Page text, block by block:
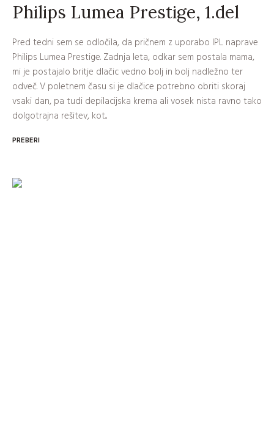
Philips Lumea Prestige, 1.del
Pred tedni sem se odločila, da pričnem z uporabo IPL naprave
Philips Lumea Prestige. Zadnja leta, odkar sem postala mama,
mi je postajalo britje dlačic vedno bolj in bolj nadležno ter
odveč. V poletnem času si je dlačice potrebno obriti skoraj
vsaki dan, pa tudi depilacijska krema ali vosek nista ravno tako
dolgotrajna rešitev, kot...
PREBERI